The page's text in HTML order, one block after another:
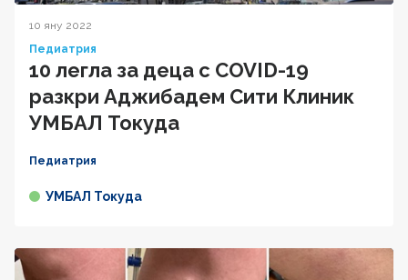
10 яну 2022
Педиатрия
10 легла за деца с COVID-19
разкри Аджибадем Сити Клиник
УМБАЛ Токуда
Педиатрия
УМБАЛ Токуда